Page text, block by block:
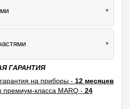
▼
▼
ГАРАНТИЯ
на приборы - 12 месяцев
премиум-класса MARQ - 24